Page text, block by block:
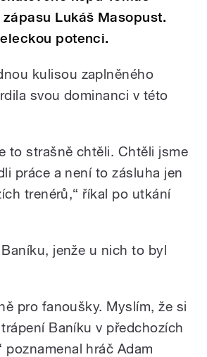
Lukáš Masopust.
potenci.
kulisou zaplněného
svou dominanci v této
to strašně chtěli. Chtěli jsme
práce a není to zásluha jen
trenérů,“ říkal po utkání
jenže u nich to byl
pro fanoušky. Myslím, že si
Baníku v předchozích
hráč Adam